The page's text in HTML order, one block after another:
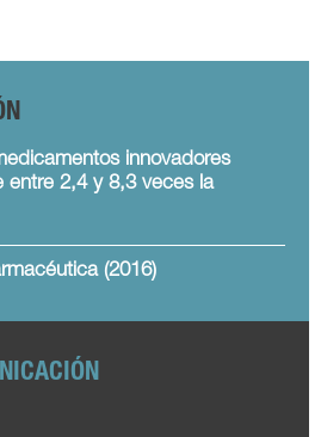
innovadores
entre 2,4 y 8,3 veces la
(2016)